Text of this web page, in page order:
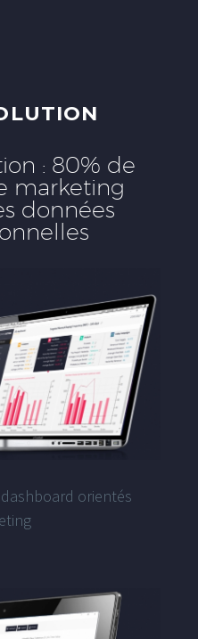
: 80% de
marketing
données
orientés